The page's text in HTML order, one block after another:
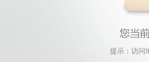
提示：访问